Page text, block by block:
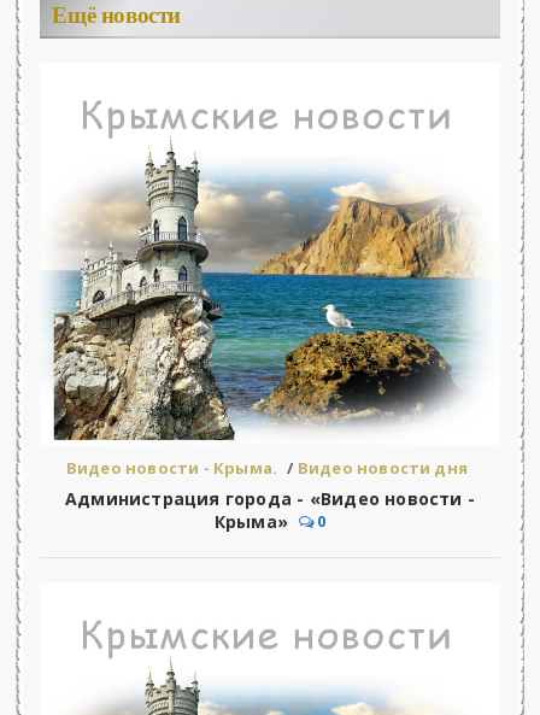
Ещё новости
Видео новости - Крыма. / Видео новости дня
Администрация города - «Видео новости -
Крыма»
0